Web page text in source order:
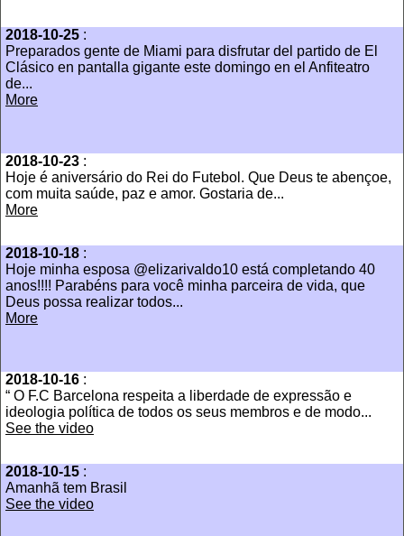
2018-10-25 :
Preparados gente de Miami para disfrutar del partido de El
Clásico en pantalla gigante este domingo en el Anfiteatro
de...
More
2018-10-23 :
Hoje é aniversário do Rei do Futebol. Que Deus te abençoe,
com muita saúde, paz e amor. Gostaria de...
More
2018-10-18 :
Hoje minha esposa @elizarivaldo10 está completando 40
anos!!!! Parabéns para você minha parceira de vida, que
Deus possa realizar todos...
More
2018-10-16 :
“ O F.C Barcelona respeita a liberdade de expressão e
ideologia política de todos os seus membros e de modo...
See the video
2018-10-15 :
Amanhã tem Brasil
See the video